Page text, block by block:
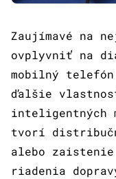
Zaujímavé na
ovplyvniť na
mobilný telefón
ďalšie
inteligentných
tvorí
alebo
riadenia